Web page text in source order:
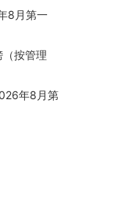
交所，为
商
8月第一
（按管理
年8月第